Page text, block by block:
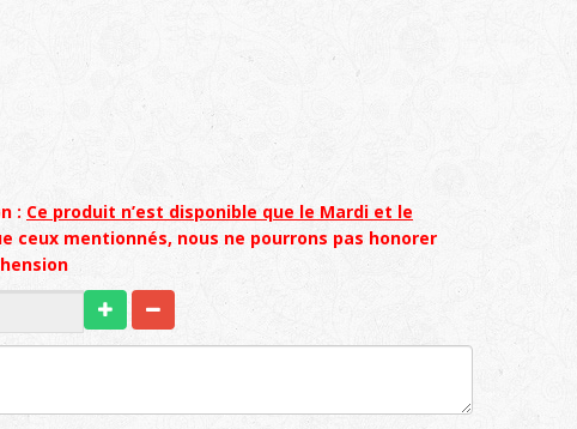
: Ce produit n’est disponible que le Mardi et le
ceux mentionnés, nous ne pourrons pas honorer